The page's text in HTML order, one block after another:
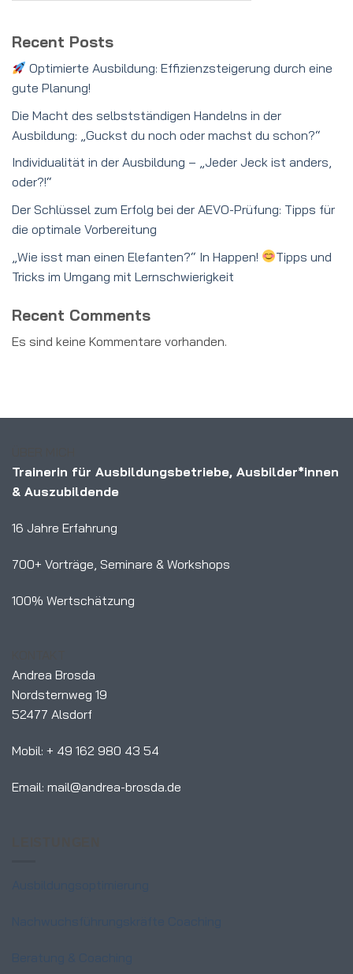
Recent Posts
Optimierte Ausbildung: Effizienzsteigerung durch eine
gute Planung!
Die Macht des selbstständigen Handelns in der
Ausbildung: „Guckst du noch oder machst du schon?“
Individualität in der Ausbildung – „Jeder Jeck ist anders,
oder?!“
Der Schlüssel zum Erfolg bei der AEVO-Prüfung: Tipps für
die optimale Vorbereitung
„Wie isst man einen Elefanten?“ In Happen!
Tipps und
Tricks im Umgang mit Lernschwierigkeit
Recent Comments
Es sind keine Kommentare vorhanden.
Trainerin für Ausbildungsbetriebe, Ausbilder*innen
& Auszubildende
16 Jahre Erfahrung
700+ Vorträge, Seminare & Workshops
100% Wertschätzung
Andrea Brosda
Nordsternweg 19
52477 Alsdorf
Mobil: + 49 162 980 43 54
Email: mail@andrea-brosda.de